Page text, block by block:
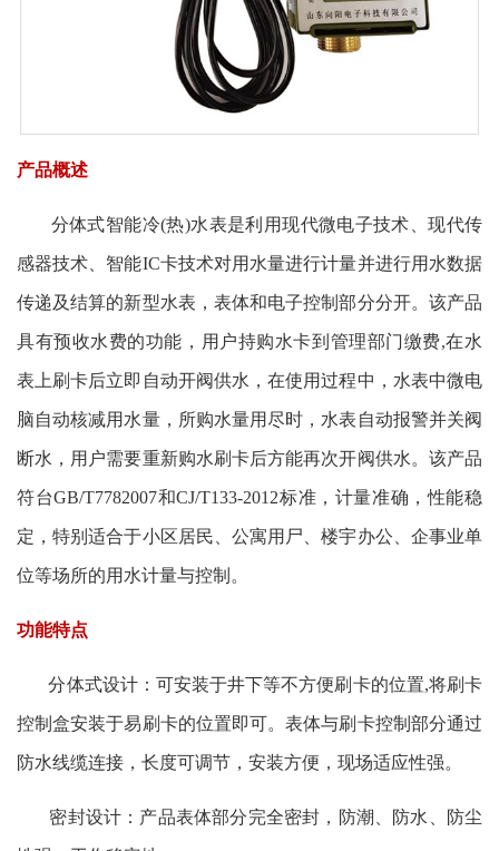
产品概述
分体式智能冷(热)水表是利用现代微电子技术、现代传
感器技术、智能IC卡技术对用水量进行计量并进行用水数据
传递及结算的新型水表，表体和电子控制部分分开。该产品
具有预收水费的功能，用户持购水卡到管理部门缴费,在水
表上刷卡后立即自动开阀供水，在使用过程中，水表中微电
脑自动核减用水量，所购水量用尽时，水表自动报警并关阀
断水，用户需要重新购水刷卡后方能再次开阀供水。该产品
符台GB/T7782007和CJ/T133-2012标准，计量准确，性能稳
定，特别适合于小区居民、公寓用尸、楼宇办公、企事业单
位等场所的用水计量与控制。
功能特点
分体式设计：可安装于井下等不方便刷卡的位置,将刷卡
控制盒安装于易刷卡的位置即可。表体与刷卡控制部分通过
防水线缆连接，长度可调节，安装方便，现场适应性强。
密封设计：产品表体部分完全密封，防潮、防水、防尘